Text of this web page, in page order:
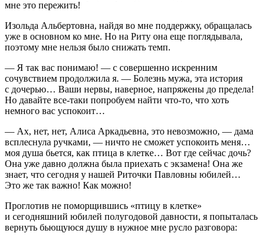
мне это пережить!
Изольда Альбертовна, найдя во мне поддержку, обращалась
уже в основном ко мне. Но на Риту она еще поглядывала,
поэтому мне нельзя было снижать темп.
— Я так вас понимаю! — с совершенно искренним
сочувствием продолжила я. — Болезнь мужа, эта история
с дочерью… Ваши нервы, наверное, напряжены до предела!
Но давайте все-таки попробуем найти что-то, что хоть
немного вас успокоит…
— Ах, нет, нет, Алиса Аркадьевна, это невозможно, — дама
всплеснула ручками, — ничто не сможет успокоить меня…
моя душа бьется, как птица в клетке… Вот где сейчас дочь?
Она уже давно должна была приехать с экзамена! Она же
знает, что сегодня у нашей Риточки Павловны юбилей…
Это же так важно! Как можно!
Проглотив не поморщившись «птицу в клетке»
и сегодняшний юбилей полугодовой давности, я попыталась
вернуть бьющуюся душу в нужное мне русло разговора: